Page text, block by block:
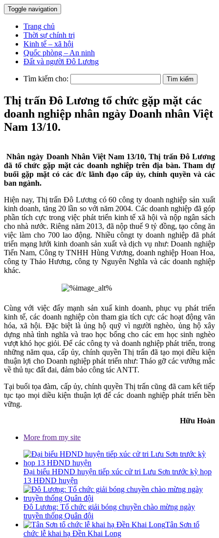
Toggle navigation
Trang chủ
Thời sự chính trị
Kinh tế – xã hội
Quốc phòng – An ninh
Đất và người Đô Lương
Tìm kiếm cho:
Thị trấn Đô Lương tổ chức gặp mặt các
doanh nghiệp nhân ngày Doanh nhân Việt
Nam 13/10.
Nhân ngày Doanh Nhân Việt Nam 13/10, Thị trấn Đô Lương
đã tổ chức gặp mặt các doanh nghiệp trên địa bàn. Tham dự
buổi gặp mặt có các đ/c lãnh đạo cấp ủy, chính quyền và các
ban ngành.
Hiện nay, Thị trấn Đô Lương có 60 công ty doanh nghiệp sản xuất
kinh doanh, tăng 20 lần so với năm 2004. Các doanh nghiệp đã góp
phần tích cực trong việc phát triển kinh tế xã hội và nộp ngân sách
cho nhà nước. Riêng năm 2013, đã nộp thuế 9 tỷ đồng, tạo công ăn
việc làm cho 700 lao động. Nhiều côngt ty doanh nghiệp đã phát
triển mạng lưới kinh doanh sản xuất và dịch vụ như: Doanh nghiệp
Tiến Nam, Công ty TNHH Hùng Vương, doanh nghiệp Hoan Hoa,
công ty Thảo Hương, công ty Nguyên Nghĩa và các doanh nghiệp
khác.
Cùng với việc đẩy mạnh sản xuấ kinh doanh, phục vụ phát triển
kinh tế, các doanh nghiệp còn tham gia tích cực các hoạt động văn
hóa, xã hội. Đặc biệt là ủng hộ quỹ vì người nghèo, ủng hộ xây
dựng nhà tình nghĩa và trao học bổng cho các em học sinh nghèo
vượt khó học giỏi. Để các công ty và doanh nghiệp phát triển, trong
những năm qua, cấp ủy, chính quyền Thị trấn đã tạo mọi điều kiện
thuận lợi cho Doanh nghiệp phát triển như: Tháo gỡ các vướng mắc
về thủ tục đất đai, đảm bảo công tác ANTT.
Tại buổi tọa đàm, cấp ủy, chính quyền Thị trấn cũng đã cam kết tiếp
tục tạo mọi diều kiện thuận lợi để các doanh nghiệp phát triển bền
vững.
Hữu Hoàn
More from my site
Đại biểu HĐND huyện tiếp xúc cử tri Lưu Sơn trước kỳ họp
13 HĐND huyện
Đô Lương: Tổ chức giải bóng chuyền chào mừng ngày
truyền thống Quân đội
Tân Sơn tổ
chức lễ khai hạ Đền Khai Long